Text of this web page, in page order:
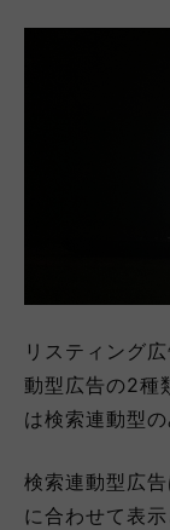
リスティング
動型広告の2種
は検索連動型の
検索連動型広
に合わせて表